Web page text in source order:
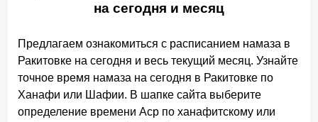
на сегодня и месяц
Предлагаем ознакомиться с расписанием намаза в
Ракитовке на сегодня и весь текущий месяц. Узнайте
точное время намаза на сегодня в Ракитовке по
Ханафи или Шафии. В шапке сайта выберите
определение времени Аср по ханафитскому или